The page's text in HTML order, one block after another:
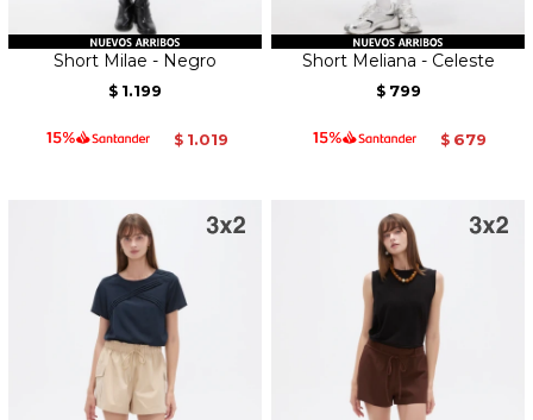
Short Milae - Negro
$ 1.199
$ 1.019
Short Meliana - Celeste
$ 799
$ 679